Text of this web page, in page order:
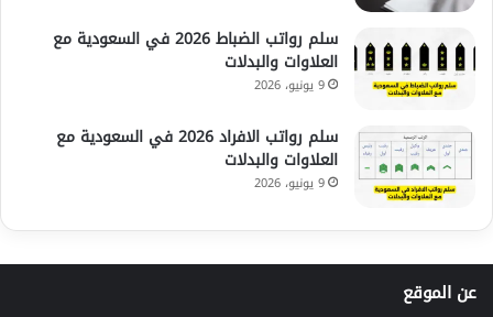
سلم رواتب الضباط 2026 في السعودية مع
العلاوات والبدلات
9 يونيو، 2026
سلم رواتب الافراد 2026 في السعودية مع
العلاوات والبدلات
9 يونيو، 2026
عن الموقع